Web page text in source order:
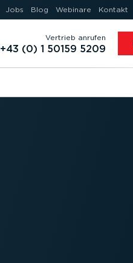
Jobs Blog Webinare Kontakt
Vertrieb anrufen
+43 (0) 1 50159 5209